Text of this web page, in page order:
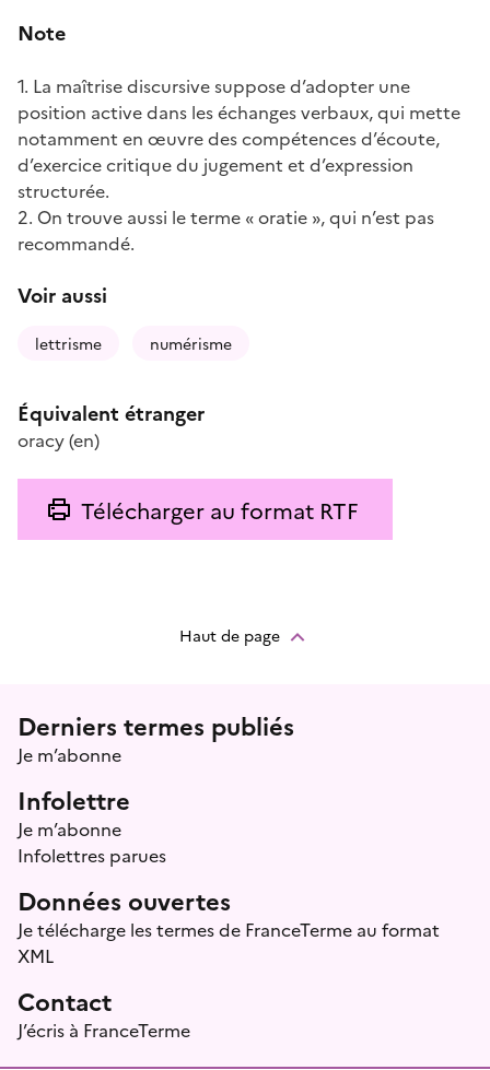
Note
1. La maîtrise discursive suppose d’adopter une
position active dans les échanges verbaux, qui mette
notamment en œuvre des compétences d’écoute,
d’exercice critique du jugement et d’expression
structurée.
2. On trouve aussi le terme « oratie », qui n’est pas
recommandé.
Voir aussi
lettrisme numérisme
Équivalent étranger
oracy(en)
Télécharger au format RTF
Haut de page
Menu prefooter
Derniers termes publiés
Je m’abonne
Infolettre
Je m’abonne
Infolettres parues
Données ouvertes
Je télécharge les termes de FranceTerme au format
XML
Contact
J’écris à FranceTerme